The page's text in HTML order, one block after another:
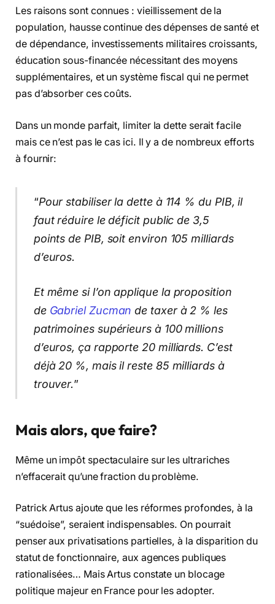
Les raisons sont connues : vieillissement de la
population, hausse continue des dépenses de santé et
de dépendance, investissements militaires croissants,
éducation sous-financée nécessitant des moyens
supplémentaires, et un système fiscal qui ne permet
pas d’absorber ces coûts.
Dans un monde parfait, limiter la dette serait facile
mais ce n’est pas le cas ici. Il y a de nombreux efforts
à fournir:
“Pour stabiliser la dette à 114 % du PIB, il
faut réduire le déficit public de 3,5
points de PIB, soit environ 105 milliards
d’euros.
Et même si l’on applique la proposition
de Gabriel Zucmande taxer à 2 % les
patrimoines supérieurs à 100 millions
d’euros, ça rapporte 20 milliards. C’est
déjà 20 %, mais il reste 85 milliards à
trouver.”
Mais alors, que faire?
Même un impôt spectaculaire sur les ultrariches
n’effacerait qu’une fraction du problème.
Patrick Artus ajoute que les réformes profondes, à la
“suédoise”, seraient indispensables. On pourrait
penser aux privatisations partielles, à la disparition du
statut de fonctionnaire, aux agences publiques
rationalisées… Mais Artus constate un blocage
politique majeur en France pour les adopter.